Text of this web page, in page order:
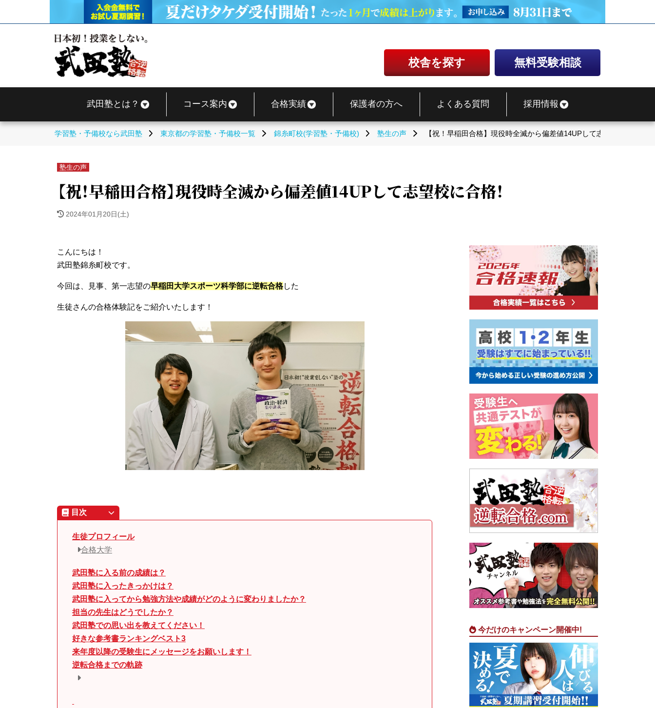
校舎を探す 無料受験相談
武田塾とは？ コース案内 合格実績 保護者の方へ よくある質問 採用情報
学習塾・予備校なら武田塾 東京都の学習塾・予備校一覧 錦糸町校(学習塾・予備校) 塾生の声 【祝！早稲田合格】現役時全滅から偏差値14UPして志望校に合格！
塾生の声
【祝！早稲田合格】現役時全滅から偏差値14UPして志望校に合格！
2024年01月20日(土)
こんにちは！
武田塾錦糸町校です。
今回は、見事、第一志望の早稲田大学スポーツ科学部に逆転合格した
生徒さんの合格体験記をご紹介いたします！
目次
生徒プロフィール
合格大学
武田塾に入る前の成績は？
武田塾に入ったきっかけは？
武田塾に入ってから勉強方法や成績がどのように変わりましたか？
担当の先生はどうでしたか？
武田塾での思い出を教えてください！
好きな参考書ランキングベスト3
来年度以降の受験生にメッセージをお願いします！
逆転合格までの軌跡
今だけのキャンペーン開催中!